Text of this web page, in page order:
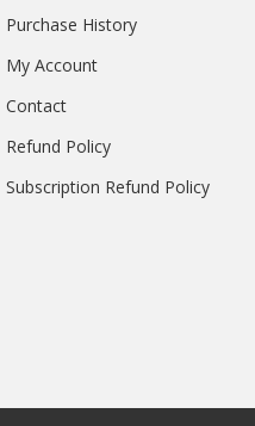
Purchase History
My Account
Contact
Refund Policy
Subscription Refund Policy